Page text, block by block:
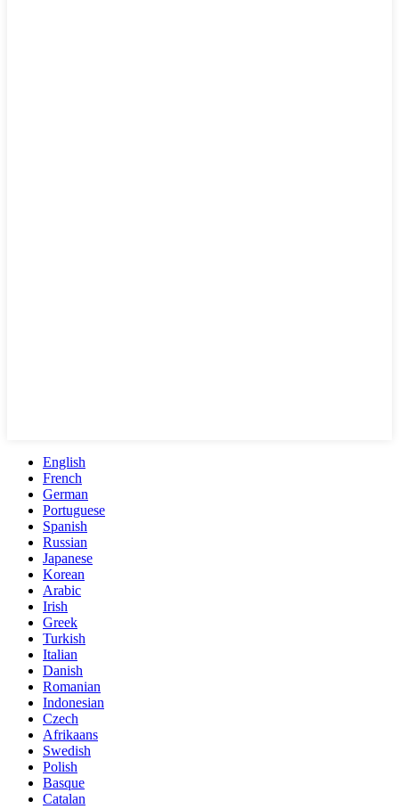
English
French
German
Portuguese
Spanish
Russian
Japanese
Korean
Arabic
Irish
Greek
Turkish
Italian
Danish
Romanian
Indonesian
Czech
Afrikaans
Swedish
Polish
Basque
Catalan